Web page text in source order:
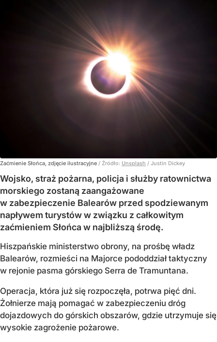
Zaćmienie Słońca, zdjęcie ilustracyjne / Źródło: Unsplash / Justin Dickey
Wojsko, straż pożarna, policja i służby ratownictwa
morskiego zostaną zaangażowane
w zabezpieczenie Balearów przed spodziewanym
napływem turystów w związku z całkowitym
zaćmieniem Słońca w najbliższą środę.
Hiszpańskie ministerstwo obrony, na prośbę władz
Balearów, rozmieści na Majorce pododdział taktyczny
w rejonie pasma górskiego Serra de Tramuntana.
Operacja, która już się rozpoczęła, potrwa pięć dni.
Żołnierze mają pomagać w zabezpieczeniu dróg
dojazdowych do górskich obszarów, gdzie utrzymuje się
wysokie zagrożenie pożarowe.